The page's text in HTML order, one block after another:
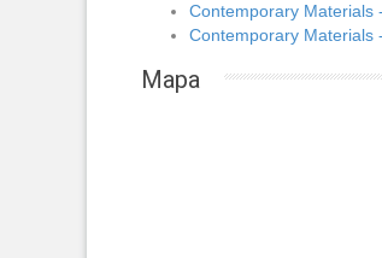
Contemporary Materials
Contemporary Materials
Mapa